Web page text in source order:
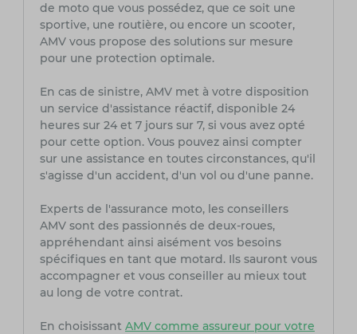
de moto que vous possédez, que ce soit une
sportive, une routière, ou encore un scooter,
AMV vous propose des solutions sur mesure
pour une protection optimale.
En cas de sinistre, AMV met à votre disposition
un service d'assistance réactif, disponible 24
heures sur 24 et 7 jours sur 7, si vous avez opté
pour cette option. Vous pouvez ainsi compter
sur une assistance en toutes circonstances, qu'il
s'agisse d'un accident, d'un vol ou d'une panne.
Experts de l'assurance moto, les conseillers
AMV sont des passionnés de deux-roues,
appréhendant ainsi aisément vos besoins
spécifiques en tant que motard. Ils sauront vous
accompagner et vous conseiller au mieux tout
au long de votre contrat.
En choisissant AMV comme assureur pour votre